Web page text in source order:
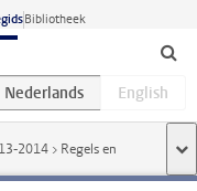
Bibliotheek
2014 > Regels en